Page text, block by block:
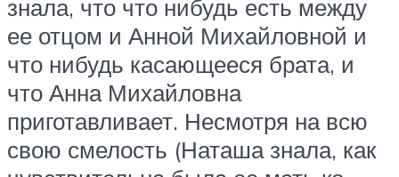
знала, что что нибудь есть между
ее отцом и Анной Михайловной и
что нибудь касающееся брата, и
что Анна Михайловна
приготавливает. Несмотря на всю
свою смелость (Наташа знала, как